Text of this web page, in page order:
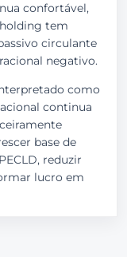
confortável,
tem
circulante
negativo.
como
continua
base de
reduzir
lucro em